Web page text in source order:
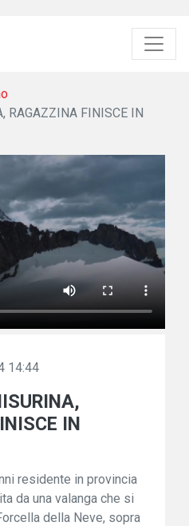
RAGAZZINA FINISCE IN
14:44
IN
residente in provincia
da una valanga che si
della Neve, sopra